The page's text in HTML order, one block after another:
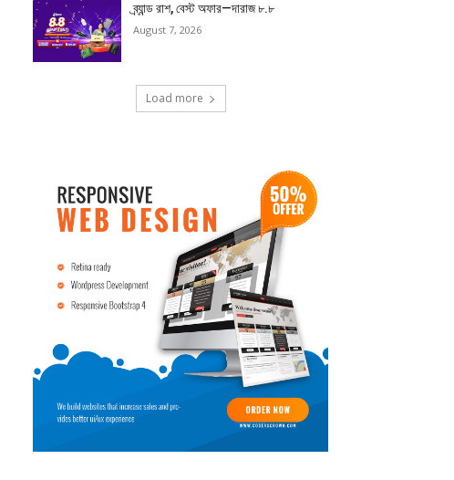
ব্র্যান্ড রাশ, বেস্ট অফার—দারাজ ৮.৮
August 7, 2026
Load more